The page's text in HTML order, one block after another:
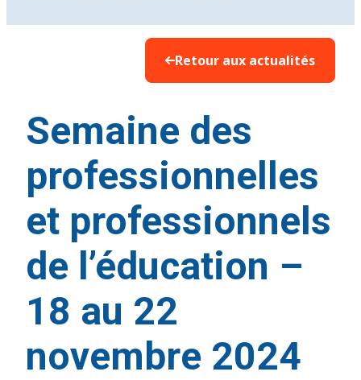
Retour aux actualités
Semaine des
professionnelles
et professionnels
de l’éducation –
18 au 22
novembre 2024